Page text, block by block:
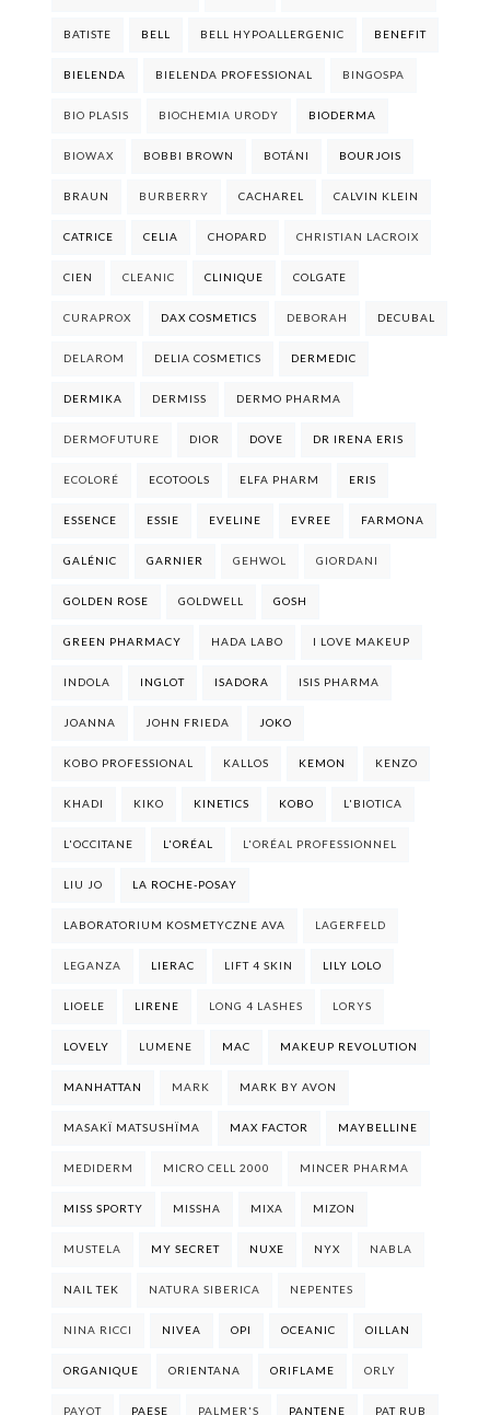
BATISTE BELL BELL HYPOALLERGENIC BENEFIT
BIELENDA BIELENDA PROFESSIONAL BINGOSPA
BIO PLASIS BIOCHEMIA URODY BIODERMA
BIOWAX BOBBI BROWN BOTÁNI BOURJOIS
BRAUN BURBERRY CACHAREL CALVIN KLEIN
CATRICE CELIA CHOPARD CHRISTIAN LACROIX
CIEN CLEANIC CLINIQUE COLGATE
CURAPROX DAX COSMETICS DEBORAH DECUBAL
DELAROM DELIA COSMETICS DERMEDIC
DERMIKA DERMISS DERMO PHARMA
DERMOFUTURE DIOR DOVE DR IRENA ERIS
ECOLORÉ ECOTOOLS ELFA PHARM ERIS
ESSENCE ESSIE EVELINE EVREE FARMONA
GALÉNIC GARNIER GEHWOL GIORDANI
GOLDEN ROSE GOLDWELL GOSH
GREEN PHARMACY HADA LABO I LOVE MAKEUP
INDOLA INGLOT ISADORA ISIS PHARMA
JOANNA JOHN FRIEDA JOKO
KOBO PROFESSIONAL KALLOS KEMON KENZO
KHADI KIKO KINETICS KOBO L'BIOTICA
L'OCCITANE L'ORÉAL L'ORÉAL PROFESSIONNEL
LIU JO LA ROCHE-POSAY
LABORATORIUM KOSMETYCZNE AVA LAGERFELD
LEGANZA LIERAC LIFT 4 SKIN LILY LOLO
LIOELE LIRENE LONG 4 LASHES LORYS
LOVELY LUMENE MAC MAKEUP REVOLUTION
MANHATTAN MARK MARK BY AVON
MASAKÏ MATSUSHÏMA MAX FACTOR MAYBELLINE
MEDIDERM MICRO CELL 2000 MINCER PHARMA
MISS SPORTY MISSHA MIXA MIZON
MUSTELA MY SECRET NUXE NYX NABLA
NAIL TEK NATURA SIBERICA NEPENTES
NINA RICCI NIVEA OPI OCEANIC OILLAN
ORGANIQUE ORIENTANA ORIFLAME ORLY
PAYOT PAESE PALMER'S PANTENE PAT RUB